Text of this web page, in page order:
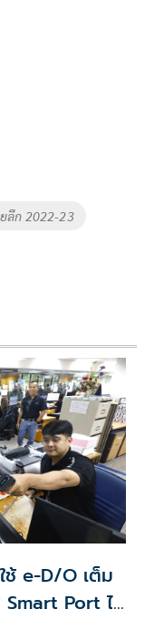
ยลีก 2022-23
ช้ e-D/O เต็ม
Port ไร้